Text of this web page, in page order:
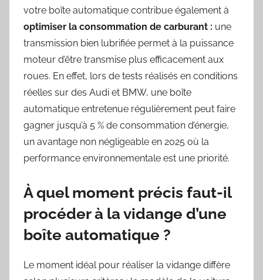
votre boîte automatique contribue également à
optimiser la consommation de carburant : une
transmission bien lubrifiée permet à la puissance
moteur d’être transmise plus efficacement aux
roues. En effet, lors de tests réalisés en conditions
réelles sur des Audi et BMW, une boîte
automatique entretenue régulièrement peut faire
gagner jusqu’à 5 % de consommation d’énergie,
un avantage non négligeable en 2025 où la
performance environnementale est une priorité.
À quel moment précis faut-il
procéder à la vidange d’une
boîte automatique ?
Le moment idéal pour réaliser la vidange diffère